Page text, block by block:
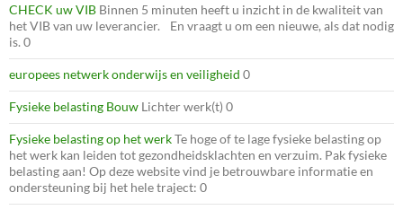
CHECK uw VIB Binnen 5 minuten heeft u inzicht in de kwaliteit van
het VIB van uw leverancier. En vraagt u om een nieuwe, als dat nodig
is. 0
europees netwerk onderwijs en veiligheid 0
Fysieke belasting Bouw Lichter werk(t) 0
Fysieke belasting op het werkTe hoge of te lage fysieke belasting op
het werk kan leiden tot gezondheidsklachten en verzuim. Pak fysieke
belasting aan! Op deze website vind je betrouwbare informatie en
ondersteuning bij het hele traject: 0